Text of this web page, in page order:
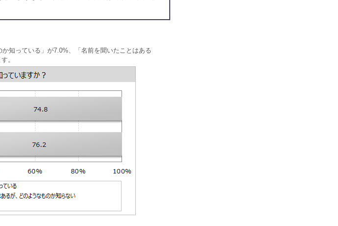
知っている」が7.0%、「名前を聞いたことはある
。